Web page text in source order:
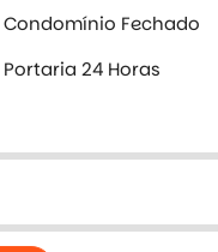
Condomínio Fechado
Portaria 24 Horas